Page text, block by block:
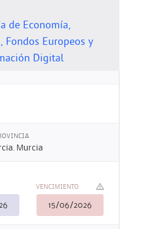
de Economía,
Fondos Europeos y
Digital
Murcia
VENCIMIENTO
15/06/2026